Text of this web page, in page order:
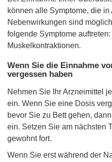
können alle Symptome, die in
Nebenwirkungen sind
folgende Symptome
Muskelkontraktionen.
Wenn Sie die Einnahme
vergessen haben
Nehmen Sie Ihr Arzneimittel
ein. Wenn Sie eine Dosis
bevor Sie zu Bett gehen,
ein. Setzen Sie am nächsten
gewohnt fort.
Wenn Sie erst während der